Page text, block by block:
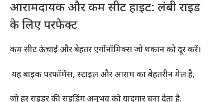
आरामदायक और कम सीट हाइट: लंबी राइड
के लिए परफेक्ट
कम सीट ऊंचाई और बेहतर एर्गोनॉमिक्स जो थकान को दूर करें।
यह बाइक परफॉर्मेंस, स्टाइल और आराम का बेहतरीन मेल है,
जो हर राइडर की राइडिंग अनुभव को यादगार बना देता है.